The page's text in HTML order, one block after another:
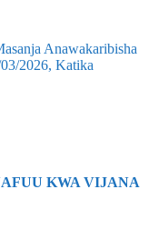
Anawakaribisha
2026, Katika
KWA VIJANA